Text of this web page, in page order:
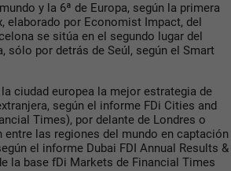
y la 6ª de Europa, según la primera
elaborado por Economist Impact, del
se sitúa en el segundo lugar del
sólo por detrás de Seúl, según el Smart
ciudad europea la mejor estrategia de
según el informe FDi Cities and
Times), por delante de Londres o
las regiones del mundo en captación
el informe Dubai FDI Annual Results &
la base fDi Markets de Financial Times